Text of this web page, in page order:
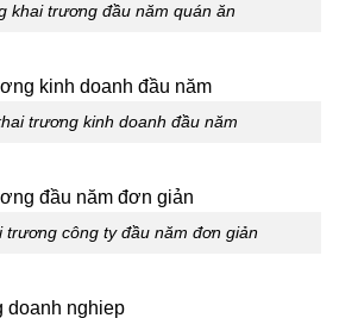
khai trương đầu năm quán ăn
trương kinh doanh đầu năm
trương công ty đầu năm đơn giản